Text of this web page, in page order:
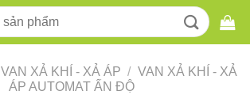
VAN XẢ KHÍ - XẢ ÁP / VAN XẢ KHÍ - XẢ
ÁP AUTOMAT ẤN ĐỘ